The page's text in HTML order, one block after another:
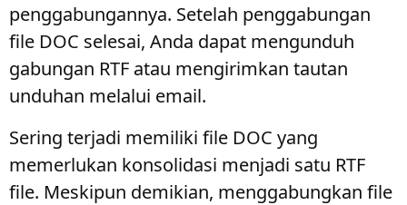
penggabungannya. Setelah penggabungan
file DOC selesai, Anda dapat mengunduh
gabungan RTF atau mengirimkan tautan
unduhan melalui email.
Sering terjadi memiliki file DOC yang
memerlukan konsolidasi menjadi satu RTF
file. Meskipun demikian, menggabungkan file